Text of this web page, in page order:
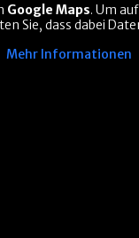
Google Maps. Um
Sie, dass dabei
Mehr Informationen